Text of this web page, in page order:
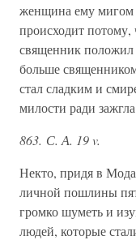
женщина ему мигом
происходит потому,
священник положил
больше
стал сладким и
милости ради
863. С. А. 19 v.
Некто, придя в
личной пошлины
громко шуметь и
людей, которые